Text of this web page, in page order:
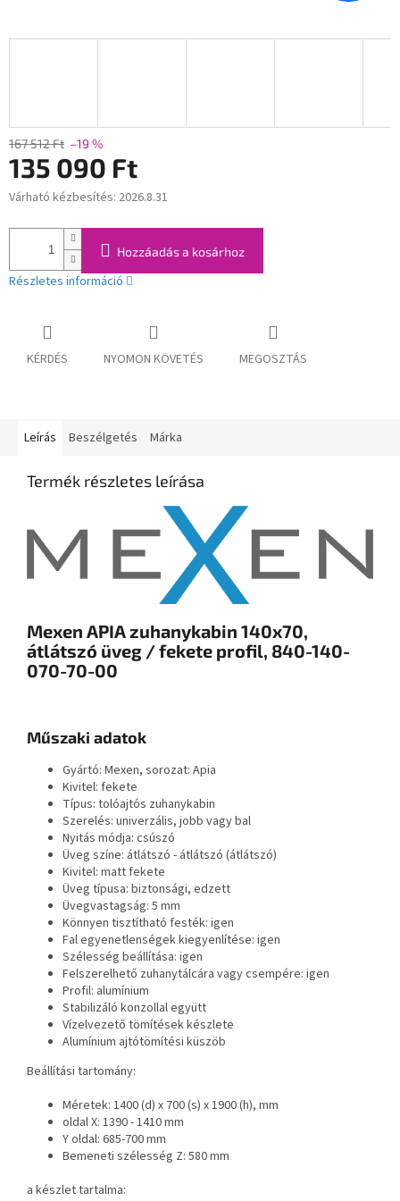
167 512 Ft –19 %
135 090 Ft
Egységár:
Várható kézbesítés: 2026.8.31
Hozzáadás a kosárhoz
Részletes információ
KÉRDÉS NYOMON KÖVETÉS MEGOSZTÁS
Leírás Beszélgetés Márka
Termék részletes leírása
Mexen APIA zuhanykabin 140x70,
átlátszó üveg / fekete profil, 840-140-
070-70-00
Műszaki adatok
Gyártó: Mexen, sorozat: Apia
Kivitel: fekete
Típus: tolóajtós zuhanykabin
Szerelés: univerzális, jobb vagy bal
Nyitás módja: csúszó
Üveg színe: átlátszó - átlátszó (átlátszó)
Kivitel: matt fekete
Üveg típusa: biztonsági, edzett
Üvegvastagság: 5 mm
Könnyen tisztítható festék: igen
Fal egyenetlenségek kiegyenlítése: igen
Szélesség beállítása: igen
Felszerelhető zuhanytálcára vagy csempére: igen
Profil: alumínium
Stabilizáló konzollal együtt
Vízelvezető tömítések készlete
Alumínium ajtótömítési küszöb
Beállítási tartomány:
Méretek: 1400 (d) x 700 (s) x 1900 (h), mm
oldal X: 1390 - 1410 mm
Y oldal: 685-700 mm
Bemeneti szélesség Z: 580 mm
a készlet tartalma: